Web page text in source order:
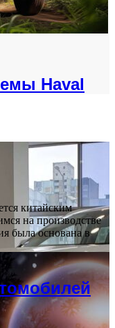
Haval
китайским
на производстве
была основана в